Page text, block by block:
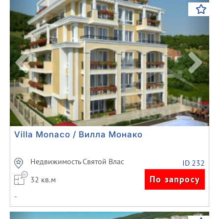
Previous Next
Villa Monaco / Вилла Монако
Недвижимость Святой Влас
ID 232
32 кв.м
По запросу
-